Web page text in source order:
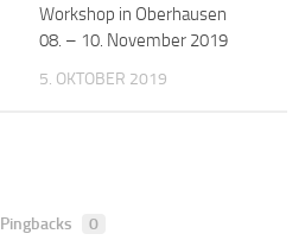
Workshop in Oberhausen
08. – 10. November 2019
5. OKTOBER 2019
Pingbacks 0